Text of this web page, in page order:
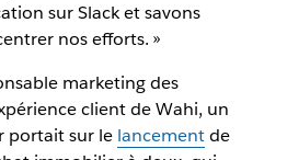
sur Slack et savons
nos efforts. »
marketing des
client de Wahi, un
portait sur le lancementde